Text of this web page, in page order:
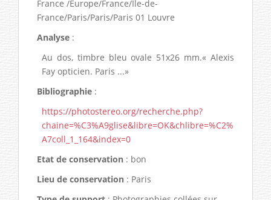
France /Europe/France/Île-de-
France/Paris/Paris/Paris 01 Louvre
Analyse :
Au dos, timbre bleu ovale 51x26 mm.« Alexis
Fay opticien. Paris ...»
Bibliographie :
https://photostereo.org/recherche.php?
chaine=%C3%A9glise&libre=OK&chlibre=%C2%
A7coll_1_164&index=0
Etat de conservation : bon
Lieu de conservation : Paris